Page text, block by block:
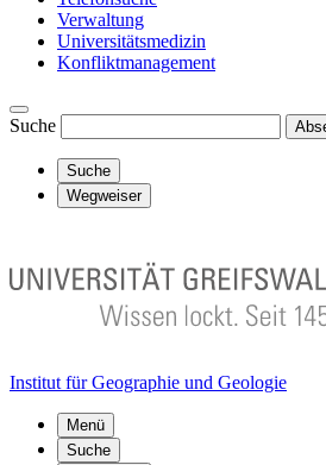
Verwaltung
Universitätsmedizin
Konfliktmanagement
Suche
Suche
Wegweiser
Institut für Geographie und Geologie
Menü
Suche